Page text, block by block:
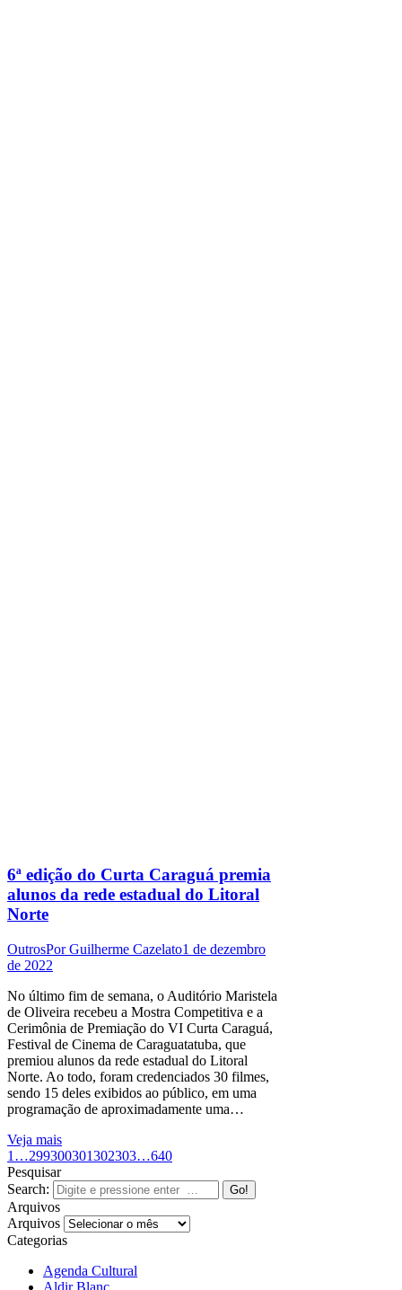
6ª edição do Curta Caraguá premia
alunos da rede estadual do Litoral
Norte
OutrosPorGuilherme Cazelato1 de dezembro
de 2022
No último fim de semana, o Auditório Maristela
de Oliveira recebeu a Mostra Competitiva e a
Cerimônia de Premiação do VI Curta Caraguá,
Festival de Cinema de Caraguatatuba, que
premiou alunos da rede estadual do Litoral
Norte. Ao todo, foram credenciados 30 filmes,
sendo 15 deles exibidos ao público, em uma
programação de aproximadamente uma…
Veja mais
1 …299300301302303…640
Pesquisar
Search:
Arquivos
Arquivos
Categorias
Agenda Cultural
Aldir Blanc